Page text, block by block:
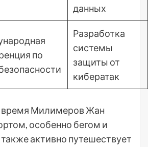
данных
по
Разработка
системы
защиты от
кибератак
время Милимеров Жан
особенно бегом и
активно путешествует